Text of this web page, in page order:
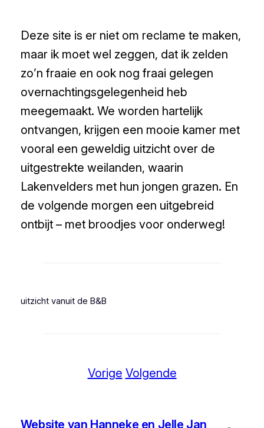
Deze site is er niet om reclame te maken,
maar ik moet wel zeggen, dat ik zelden
zo’n fraaie en ook nog fraai gelegen
overnachtingsgelegenheid heb
meegemaakt. We worden hartelijk
ontvangen, krijgen een mooie kamer met
vooral een geweldig uitzicht over de
uitgestrekte weilanden, waarin
Lakenvelders met hun jongen grazen. En
de volgende morgen een uitgebreid
ontbijt – met broodjes voor onderweg!
uitzicht vanuit de B&B
Vorige Volgende
Website van Hanneke en Jelle Jan